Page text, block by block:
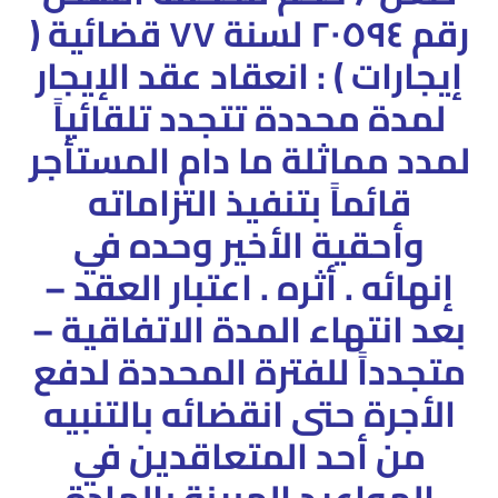
رقم ٢٠٥٩٤ لسنة ٧٧ قضائية (
إيجارات ) :انعقاد عقد الإيجار
لمدة محددة تتجدد تلقائياً
لمدد مماثلة ما دام المستأجر
قائماً بتنفيذ التزاماته
وأحقية الأخير وحده في
إنهائه . أثره . اعتبار العقد –
بعد انتهاء المدة الاتفاقية –
متجدداً للفترة المحددة لدفع
الأجرة حتى انقضائه بالتنبيه
من أحد المتعاقدين في